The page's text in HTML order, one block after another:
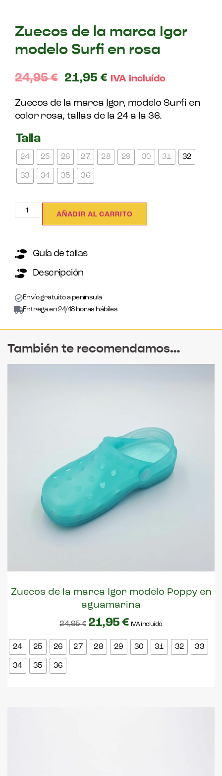
Zuecos de la marca Igor
modelo Surfi en rosa
24,95€ 21,95 € IVA incluído
Zuecos de la marca Igor, modelo Surfi en
color rosa, tallas de la 24 a la 36.
Talla
24 25 26 27 28 29 30 31 32
33 34 35 36
AÑADIR AL CARRITO
Guía de tallas
Descripción
Envío gratuito a península
Entrega en 24/48 horas hábiles
También te recomendamos…
Zuecos de la marca Igor modelo Poppy en
aguamarina
24,95€ 21,95€ IVA incluído
24 25 26 27 28 29 30 31 32 33
34 35 36